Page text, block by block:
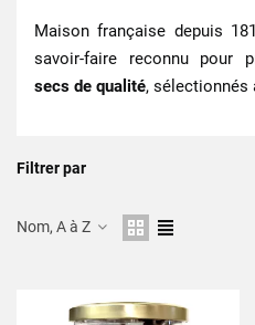
Maison française depuis
savoir-faire reconnu pour
secs de qualité, sélectionnés
Filtrer par
Nom, A à Z